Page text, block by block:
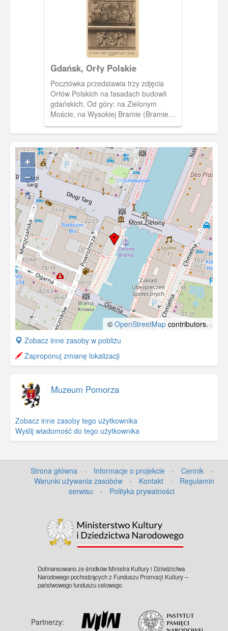
obiekt mieszkalny.
Gdańsk, Orły Polskie
Pocztówka przedstawia trzy zdjęcia
Orłów Polskich na fasadach budowli
gdańskich. Od góry: na Zielonym
Moście, na Wysokiej Bramie (Bramie
Wyżynnej) i na Ratuszu Staromiejskim.
+
−
© OpenStreetMapcontributors.
+
−
Zobacz inne zasoby w pobliżu
Zaproponuj zmianę lokalizacji
Muzeum Pomorza
Zobacz inne zasoby tego użytkownika
Wyślij wiadomość do tego użytkownika
Strona główna · Informacje o projekcie · Cennik
·
Warunki używania zasobów
· Kontakt ·
Regulamin
serwisu
· Polityka prywatności
Dofinansowano ze środków Ministra Kultury i Dziedzictwa
Narodowego pochodzących z Funduszu Promocji Kultury –
państwowego funduszu celowego.
Partnerzy: